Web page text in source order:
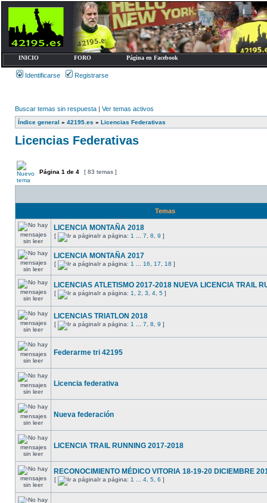
INICIO FORO Página en Facebook
Identificarse Registrarse
Buscar temas sin respuesta | Ver temas activos
Índice general » 42195.es » Licencias Federativas
Licencias Federativas
Página 1 de 4 [ 83 temas ]
Temas
LICENCIA MONTAÑA 2018
[ Ir a página: 1 7 8 9 ]
LICENCIA MONTAÑA 2017
[ Ir a página: 1 16 17 18 ]
LICENCIAS ATLETISMO 2017-2018 NUEVA LICENCIA TRAIL
[ Ir a página: 1 2 3 4 5 ]
LICENCIAS TRIATLON 2018
[ Ir a página: 1 7 8 9 ]
Federarme tri 42195
Licencia federativa
Nueva federación
LICENCIA TRAIL RUNNING 2017-2018
RECONOCIMIENTO MÉDICO VITORIA 18-19-20 DICIEMBRE
[ Ir a página: 1 4 5 6 ]